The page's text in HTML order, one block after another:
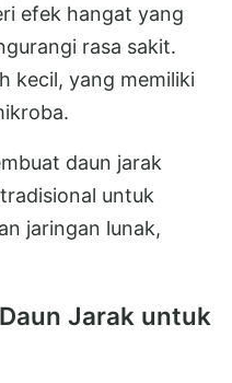
efek hangat yang
rasa sakit.
kecil, yang memiliki
daun jarak
untuk
jaringan lunak,
Jarak untuk